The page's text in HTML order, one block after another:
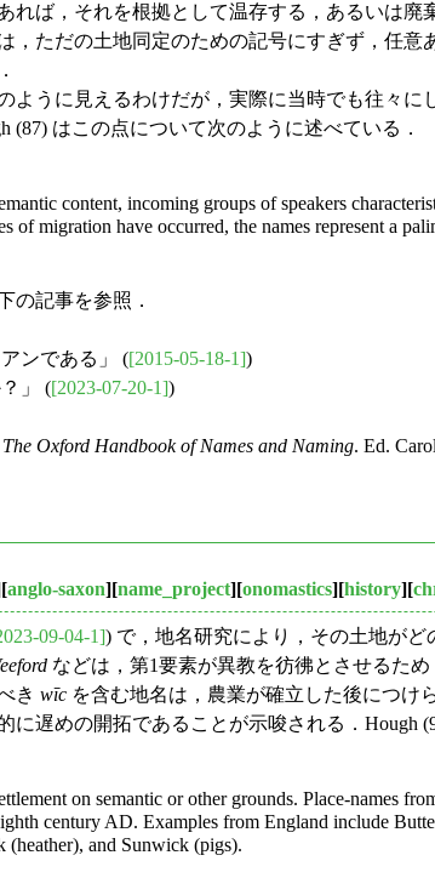
ば，それを根拠として温存する，あるいは
，ただの土地同定のための記号にすぎず，任
うに見えるわけだが，実際に当時でも往々
はこの点について次のように述べている．
content, incoming groups of speakers
of migration have occurred, the names represent a
の記事を参照．
ンである」 ([2015-05-18-1])
」 ([2023-07-20-1])
The Oxford Handbook of Names and Naming. Ed.
anglo-saxon][name_project][onomastics][history][
09-04-1]) で，地名研究により，その土地が
などは，第1要素が異教を彷彿とさせるた
き wīc を含む地名は，農業が確立した後につけ
遅めの開拓であることが示唆される．Hough
on semantic or other grounds. Place-names
century AD. Examples from England include
and Sunwick (pigs).